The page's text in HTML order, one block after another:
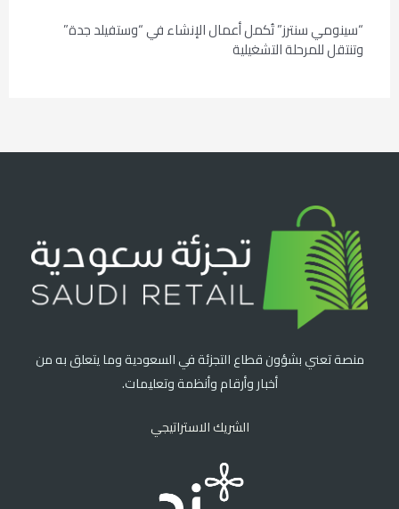
“سينومي سنترز” تُكمل أعمال الإنشاء في “وستفيلد جدة”
وتنتقل للمرحلة التشغيلية
منصة تعني بشؤون قطاع التجزئة في السعودية وما يتعلق به من
أخبار وأرقام وأنظمة وتعليمات.
الشريك الاستراتيجي